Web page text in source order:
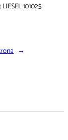
101025
→